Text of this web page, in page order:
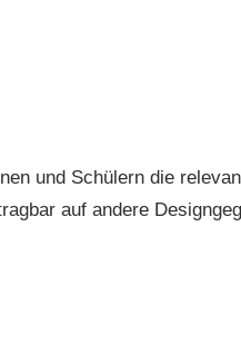
und Schülern die
auf andere